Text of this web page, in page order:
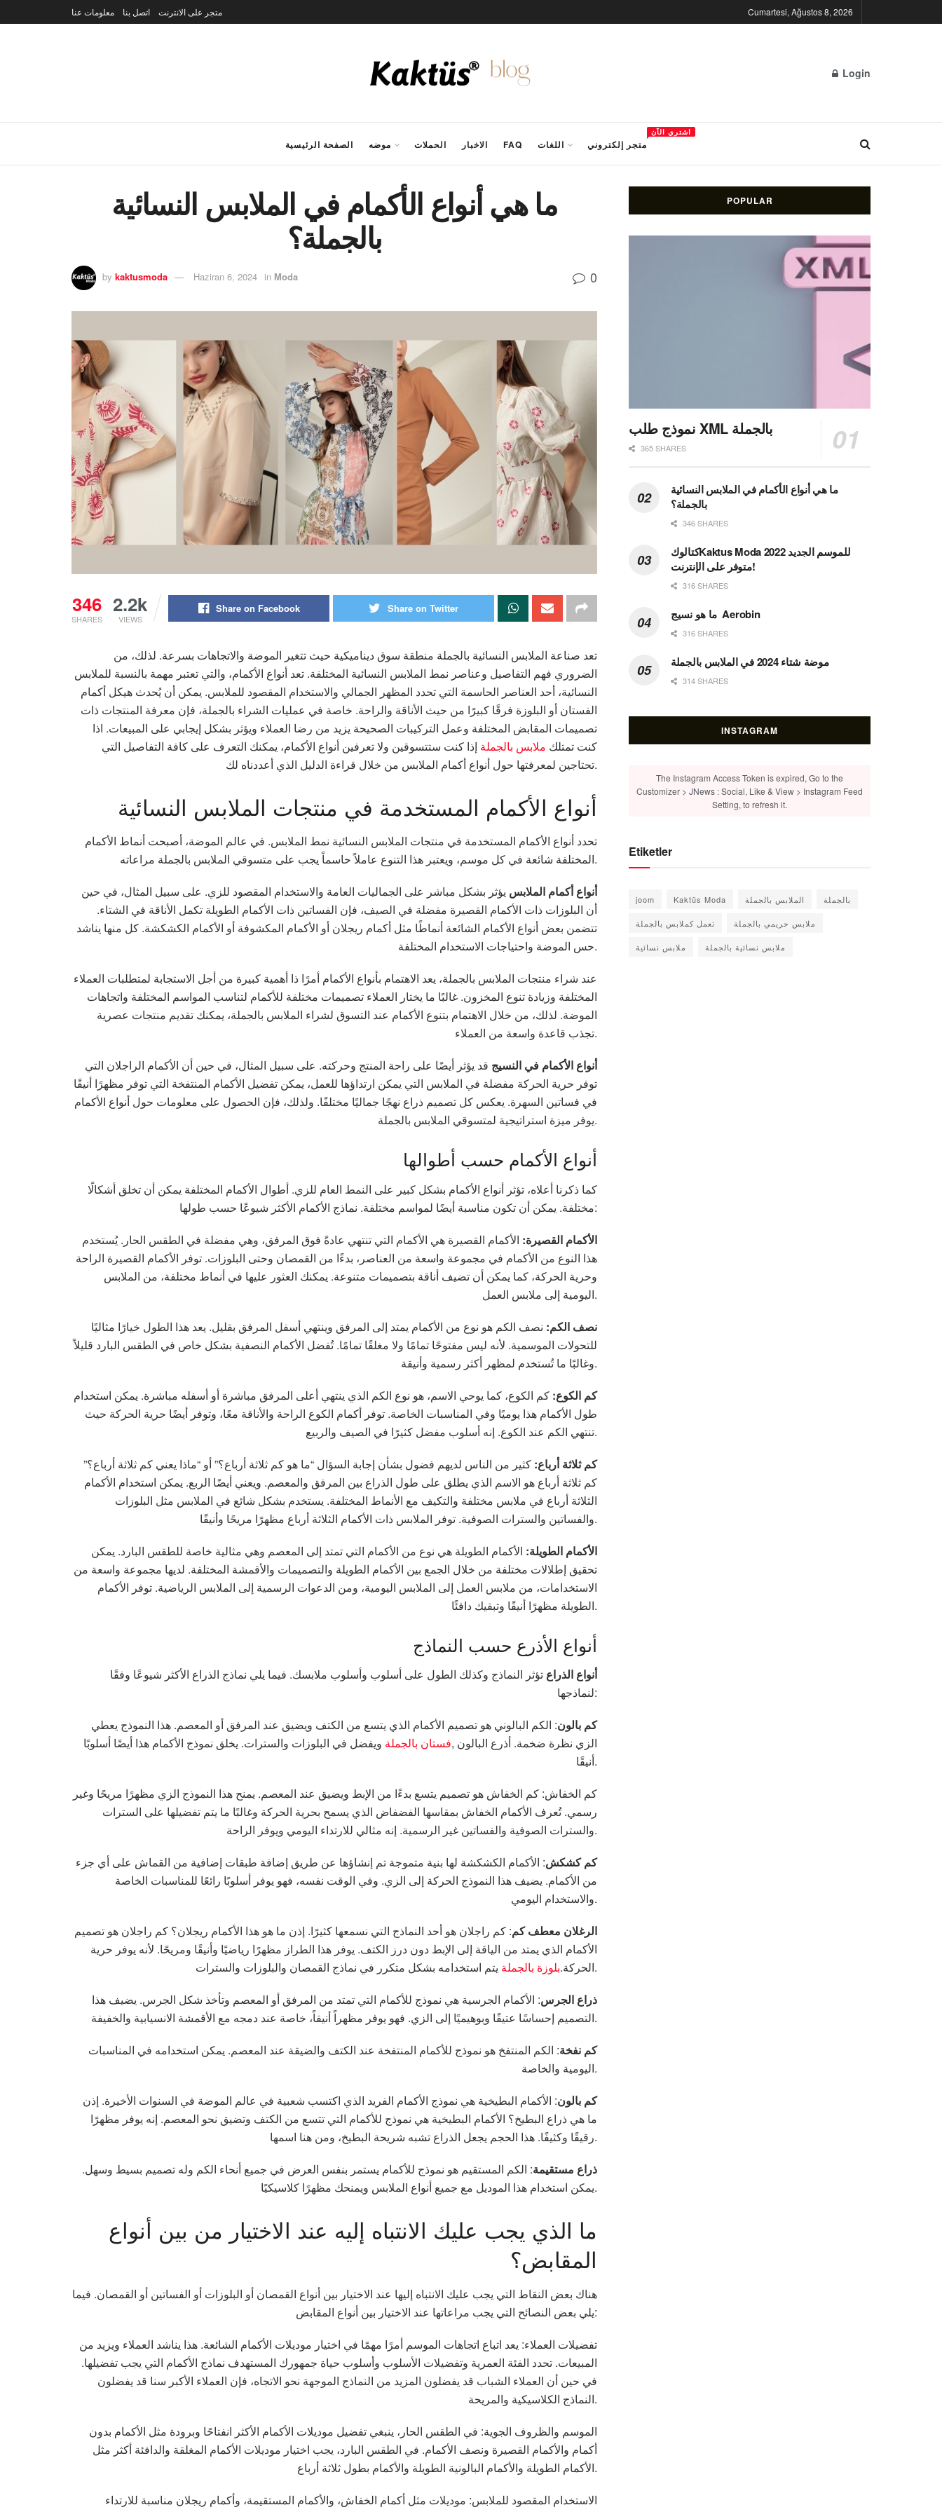
معلومات عنا اتصل بنا متجر على الانترنت Cumartesi, Ağustos 8, 2026
Login
الصفحة الرئيسية موضه الحملات الاخبار FAQ اللغات متجر إلكتروني
اشتري الآن
ما هي أنواع الأكمام في الملابس النسائية
بالجملة؟
by kaktusmoda Haziran 6, 2024 in Moda 0
346
SHARES
2.2k
VIEWS
Share on Facebook Share on Twitter
تعد صناعة الملابس النسائية بالجملة منطقة سوق ديناميكية حيث تتغير الموضة والاتجاهات بسرعة. لذلك، من
الضروري فهم التفاصيل وعناصر نمط الملابس النسائية المختلفة. تعد أنواع الأكمام، والتي تعتبر مهمة بالنسبة للملابس
النسائية، أحد العناصر الحاسمة التي تحدد المظهر الجمالي والاستخدام المقصود للملابس. يمكن أن يُحدث هيكل أكمام
الفستان أو البلوزة فرقًا كبيرًا من حيث الأناقة والراحة. خاصة في عمليات الشراء بالجملة، فإن معرفة المنتجات ذات
تصميمات المقابض المختلفة وعمل التركيبات الصحيحة يزيد من رضا العملاء ويؤثر بشكل إيجابي على المبيعات. اذا
كنت تمتلك ملابس بالجملة إذا كنت ستتسوقين ولا تعرفين أنواع الأكمام، يمكنك التعرف على كافة التفاصيل التي
تحتاجين لمعرفتها حول أنواع أكمام الملابس من خلال قراءة الدليل الذي أعددناه لك.
أنواع الأكمام المستخدمة في منتجات الملابس النسائية
تحدد أنواع الأكمام المستخدمة في منتجات الملابس النسائية نمط الملابس. في عالم الموضة، أصبحت أنماط الأكمام
المختلفة شائعة في كل موسم، ويعتبر هذا التنوع عاملاً حاسماً يجب على متسوقي الملابس بالجملة مراعاته.
أنواع أكمام الملابس يؤثر بشكل مباشر على الجماليات العامة والاستخدام المقصود للزي. على سبيل المثال، في حين
أن البلوزات ذات الأكمام القصيرة مفضلة في الصيف، فإن الفساتين ذات الأكمام الطويلة تكمل الأناقة في الشتاء.
تتضمن بعض أنواع الأكمام الشائعة أنماطًا مثل أكمام ريجلان أو الأكمام المكشوفة أو الأكمام الكشكشة. كل منها يناشد
حس الموضة واحتياجات الاستخدام المختلفة.
عند شراء منتجات الملابس بالجملة، يعد الاهتمام بأنواع الأكمام أمرًا ذا أهمية كبيرة من أجل الاستجابة لمتطلبات العملاء
المختلفة وزيادة تنوع المخزون. غالبًا ما يختار العملاء تصميمات مختلفة للأكمام لتناسب المواسم المختلفة واتجاهات
الموضة. لذلك، من خلال الاهتمام بتنوع الأكمام عند التسوق لشراء الملابس بالجملة، يمكنك تقديم منتجات عصرية
تجذب قاعدة واسعة من العملاء.
أنواع الأكمام في النسيج قد يؤثر أيضًا على راحة المنتج وحركته. على سبيل المثال، في حين أن الأكمام الراجلان التي
توفر حرية الحركة مفضلة في الملابس التي يمكن ارتداؤها للعمل، يمكن تفضيل الأكمام المنتفخة التي توفر مظهرًا أنيقًا
في فساتين السهرة. يعكس كل تصميم ذراع نهجًا جماليًا مختلفًا. ولذلك، فإن الحصول على معلومات حول أنواع الأكمام
يوفر ميزة استراتيجية لمتسوقي الملابس بالجملة.
أنواع الأكمام حسب أطوالها
كما ذكرنا أعلاه، تؤثر أنواع الأكمام بشكل كبير على النمط العام للزي. أطوال الأكمام المختلفة يمكن أن تخلق أشكالًا
مختلفة. يمكن أن تكون مناسبة أيضًا لمواسم مختلفة. نماذج الأكمام الأكثر شيوعًا حسب طولها:
الأكمام القصيرة: الأكمام القصيرة هي الأكمام التي تنتهي عادةً فوق المرفق، وهي مفضلة في الطقس الحار. يُستخدم
هذا النوع من الأكمام في مجموعة واسعة من العناصر، بدءًا من القمصان وحتى البلوزات. توفر الأكمام القصيرة الراحة
وحرية الحركة، كما يمكن أن تضيف أناقة بتصميمات متنوعة. يمكنك العثور عليها في أنماط مختلفة، من الملابس
اليومية إلى ملابس العمل.
نصف الكم: نصف الكم هو نوع من الأكمام يمتد إلى المرفق وينتهي أسفل المرفق بقليل. يعد هذا الطول خيارًا مثاليًا
للتحولات الموسمية. لأنه ليس مفتوحًا تمامًا ولا مغلقًا تمامًا. تُفضل الأكمام النصفية بشكل خاص في الطقس البارد قليلاً
وغالبًا ما تُستخدم لمظهر أكثر رسمية وأنيقة.
كم الكوع: كم الكوع، كما يوحي الاسم، هو نوع الكم الذي ينتهي أعلى المرفق مباشرة أو أسفله مباشرة. يمكن استخدام
طول الأكمام هذا يوميًا وفي المناسبات الخاصة. توفر أكمام الكوع الراحة والأناقة معًا، وتوفر أيضًا حرية الحركة حيث
تنتهي الكم عند الكوع. إنه أسلوب مفضل كثيرًا في الصيف والربيع.
كم ثلاثة أرباع: كثير من الناس لديهم فضول بشأن إجابة السؤال “ما هو كم ثلاثة أرباع؟” أو “ماذا يعني كم ثلاثة أرباع؟”
كم ثلاثة أرباع هو الاسم الذي يطلق على طول الذراع بين المرفق والمعصم. ويعني أيضًا الربع. يمكن استخدام الأكمام
الثلاثة أرباع في ملابس مختلفة والتكيف مع الأنماط المختلفة. يستخدم بشكل شائع في الملابس مثل البلوزات
والفساتين والسترات الصوفية. توفر الملابس ذات الأكمام الثلاثة أرباع مظهرًا مريحًا وأنيقًا.
الأكمام الطويلة: الأكمام الطويلة هي نوع من الأكمام التي تمتد إلى المعصم وهي مثالية خاصة للطقس البارد. يمكن
تحقيق إطلالات مختلفة من خلال الجمع بين الأكمام الطويلة والتصميمات والأقمشة المختلفة. لديها مجموعة واسعة من
الاستخدامات، من ملابس العمل إلى الملابس اليومية، ومن الدعوات الرسمية إلى الملابس الرياضية. توفر الأكمام
الطويلة مظهرًا أنيقًا وتبقيك دافئًا.
أنواع الأذرع حسب النماذج
أنواع الذراع تؤثر النماذج وكذلك الطول على أسلوب وأسلوب ملابسك. فيما يلي نماذج الذراع الأكثر شيوعًا وفقًا
لنماذجها:
كم بالون: الكم البالوني هو تصميم الأكمام الذي يتسع من الكتف ويضيق عند المرفق أو المعصم. هذا النموذج يعطي
الزي نظرة ضخمة. أذرع البالون ,فستان بالجملة ويفضل في البلوزات والسترات. يخلق نموذج الأكمام هذا أيضًا أسلوبًا
أنيقًا.
كم الخفاش: كم الخفاش هو تصميم يتسع بدءًا من الإبط ويضيق عند المعصم. يمنح هذا النموذج الزي مظهرًا مريحًا وغير
رسمي. تُعرف الأكمام الخفاش بمقاسها الفضفاض الذي يسمح بحرية الحركة وغالبًا ما يتم تفضيلها على السترات
والسترات الصوفية والفساتين غير الرسمية. إنه مثالي للارتداء اليومي ويوفر الراحة.
كم كشكش: الأكمام الكشكشة لها بنية متموجة تم إنشاؤها عن طريق إضافة طبقات إضافية من القماش على أي جزء
من الأكمام. يضيف هذا النموذج الحركة إلى الزي. وفي الوقت نفسه، فهو يوفر أسلوبًا رائعًا للمناسبات الخاصة
والاستخدام اليومي.
الرغلان معطف كم: كم راجلان هو أحد النماذج التي نسمعها كثيرًا. إذن ما هو هذا الأكمام ريجلان؟ كم راجلان هو تصميم
الأكمام الذي يمتد من الياقة إلى الإبط دون درز الكتف. يوفر هذا الطراز مظهرًا رياضيًا وأنيقًا ومريحًا. لأنه يوفر حرية
الحركة.بلوزة بالجملة
يتم استخدامه بشكل متكرر في نماذج القمصان والبلوزات والسترات.
ذراع الجرس: الأكمام الجرسية هي نموذج للأكمام التي تمتد من المرفق أو المعصم وتأخذ شكل الجرس. يضيف هذا
التصميم إحساسًا عتيقًا وبوهيميًا إلى الزي. فهو يوفر مظهراً أنيقاً، خاصة عند دمجه مع الأقمشة الانسيابية والخفيفة.
كم نفخة: الكم المنتفخ هو نموذج للأكمام المنتفخة عند الكتف والضيقة عند المعصم. يمكن استخدامه في المناسبات
اليومية والخاصة.
كم بالون: الأكمام البطيخية هي نموذج الأكمام الفريد الذي اكتسب شعبية في عالم الموضة في السنوات الأخيرة. إذن
ما هي ذراع البطيخ؟ الأكمام البطيخية هي نموذج للأكمام التي تتسع من الكتف وتضيق نحو المعصم. إنه يوفر مظهرًا
رقيقًا وكثيفًا. هذا الحجم يجعل الذراع تشبه شريحة البطيخ، ومن هنا اسمها.
ذراع مستقيمة: الكم المستقيم هو نموذج للأكمام يستمر بنفس العرض في جميع أنحاء الكم وله تصميم بسيط وسهل.
يمكن استخدام هذا الموديل مع جميع أنواع الملابس ويمنحك مظهرًا كلاسيكيًا.
ما الذي يجب عليك الانتباه إليه عند الاختيار من بين أنواع
المقابض؟
هناك بعض النقاط التي يجب عليك الانتباه إليها عند الاختيار بين أنواع القمصان أو البلوزات أو الفساتين أو القمصان. فيما
يلي بعض النصائح التي يجب مراعاتها عند الاختيار بين أنواع المقابض:
تفضيلات العملاء: يعد اتباع اتجاهات الموسم أمرًا مهمًا في اختيار موديلات الأكمام الشائعة. هذا يناشد العملاء ويزيد من
المبيعات. تحدد الفئة العمرية وتفضيلات الأسلوب وأسلوب حياة جمهورك المستهدف نماذج الأكمام التي يجب تفضيلها.
في حين أن العملاء الشباب قد يفضلون المزيد من النماذج الموجهة نحو الاتجاه، فإن العملاء الأكبر سنا قد يفضلون
النماذج الكلاسيكية والمريحة.
الموسم والظروف الجوية: في الطقس الحار، ينبغي تفضيل موديلات الأكمام الأكثر انفتاحًا وبرودة مثل الأكمام بدون
أكمام والأكمام القصيرة ونصف الأكمام. في الطقس البارد، يجب اختيار موديلات الأكمام المغلقة والدافئة أكثر مثل
الأكمام الطويلة والأكمام البالونية الطويلة والأكمام بطول ثلاثة أرباع.
الاستخدام المقصود للملابس: موديلات مثل أكمام الخفاش، والأكمام المستقيمة، وأكمام ريجلان مناسبة للارتداء
POPULAR
نموذج طلب XML بالجملة
365 SHARES
ما هي أنواع الأكمام في الملابس النسائية
بالجملة؟
346 SHARES
كتالوكKaktus Moda للموسم الجديد 2022
متوفر على الإنترنت!
316 SHARES
ما هو نسيج Aerobin
316 SHARES
موضة شتاء 2024 في الملابس بالجملة
314 SHARES
INSTAGRAM
The Instagram Access Token is expired, Go to the
Customizer > JNews : Social, Like & View > Instagram Feed
Setting, to refresh it.
Etiketler
joom Kaktüs Moda الملابس بالجملة بالجملة
تعمل كملابس بالجملة ملابس حريمي بالجملة
ملابس نسائية ملابس نسائية بالجملة